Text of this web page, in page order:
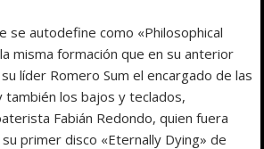
se autodefine como «Philosophical
misma formación que en su anterior
líder Romero Sum el encargado de las
también los bajos y teclados,
Fabián Redondo, quien fuera
primer disco «Eternally Dying» de